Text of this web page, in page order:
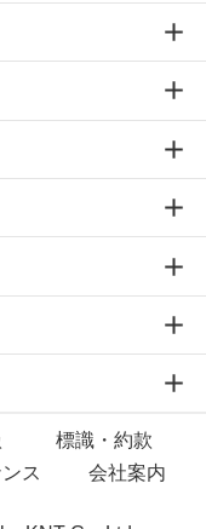
標識・約款
ス 会社案内